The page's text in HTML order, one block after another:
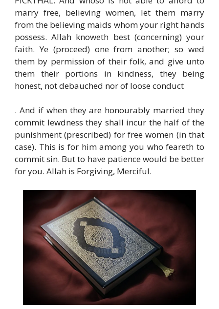
marry free, believing women, let them marry
from the believing maids whom your right hands
possess. Allah knoweth best (concerning) your
faith. Ye (proceed) one from another; so wed
them by permission of their folk, and give unto
them their portions in kindness, they being
honest, not debauched nor of loose conduct
. And if when they are honourably married they
commit lewdness they shall incur the half of the
punishment (prescribed) for free women (in that
case). This is for him among you who feareth to
commit sin. But to have patience would be better
for you. Allah is Forgiving, Merciful.